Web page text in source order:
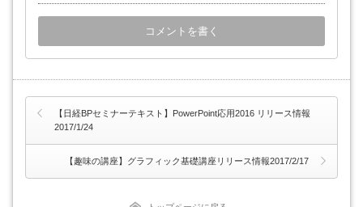
【日経BPセミナーテキスト】PowerPoint応用2016 リリース情報
2017/1/24
【趣味の講座】グラフィック基礎講座リリース情報2017/2/17